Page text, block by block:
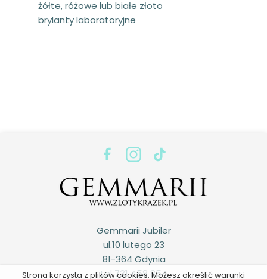
żółte, różowe lub białe złoto
brylanty laboratoryjne
Gemmarii Jubiler
ul.10 lutego 23
81-364 Gdynia
tel 731 458 854
Strona korzysta z plików cookies. Możesz określić warunki